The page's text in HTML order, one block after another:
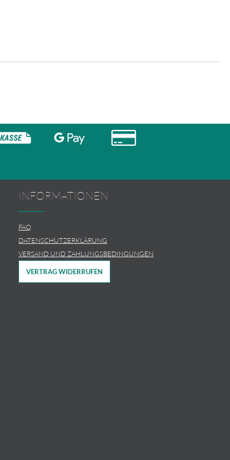
INFORMATIONEN
FAQ
DATENSCHUTZERKLÄRUNG
VERSAND UND ZAHLUNGSBEDINGUNGEN
VERTRAG WIDERRUFEN